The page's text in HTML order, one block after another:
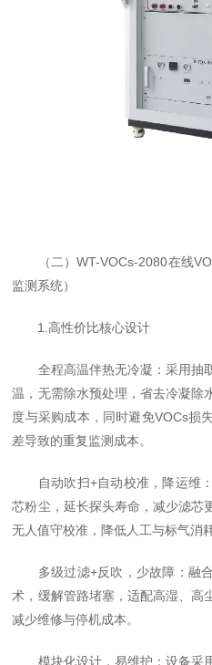
（二）WT-VOCs-2080在线
监测系统）
1.高性价比核心设计
全程高温伴热无冷凝：采用抽
温，无需除水预处理，省去冷凝除
度与采购成本，同时避免VOCs损
差导致的重复监测成本。
自动吹扫+自动校准，降运维：
芯粉尘，延长探头寿命，减少滤芯
无人值守校准，降低人工与标气消
多级过滤+反吹，少故障：融合
术，缓解管路堵塞，适配高湿、高
减少维修与停机成本。
模块化设计，易维护：设备采